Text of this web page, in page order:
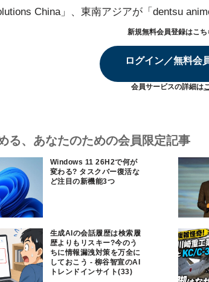
China」、東南アジアが「dentsu
新規無料会員登録はこち
ログイン／無料会
会員サービスの詳細は
る、あなたのための会員限定記事
Windows 11 26H2で何が
変わる? タスクバー復活な
ど注目の新機能3つ
生成AIの会話履歴は検索履
歴よりもリスキー?今のう
ちに情報漏洩対策を万全に
しておこう - 柳谷智宣のAI
トレンドインサイト(33)